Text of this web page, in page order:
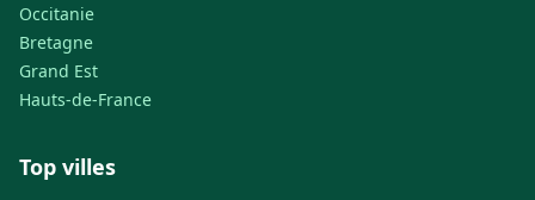
Occitanie
Bretagne
Grand Est
Hauts-de-France
Top villes